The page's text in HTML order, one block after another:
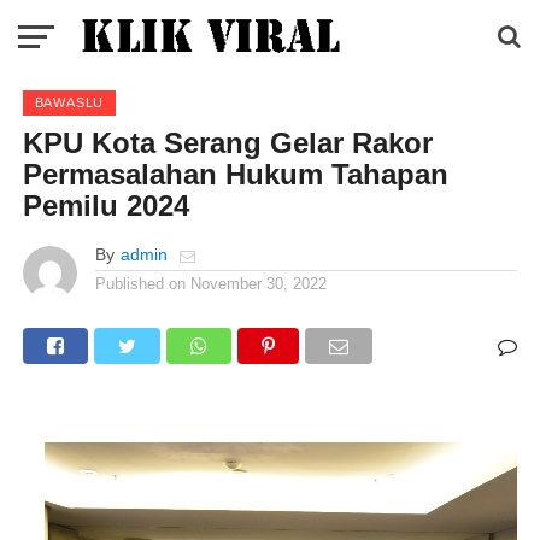
BAWASLU
KPU Kota Serang Gelar Rakor
Permasalahan Hukum Tahapan
Pemilu 2024
By admin
Published on November 30, 2022